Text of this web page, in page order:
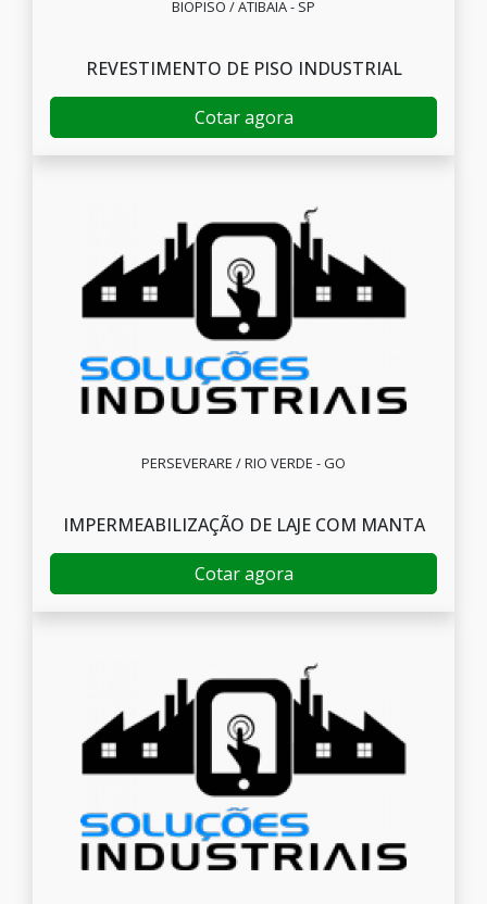
BIOPISO / ATIBAIA - SP
REVESTIMENTO DE PISO INDUSTRIAL
Cotar agora
PERSEVERARE / RIO VERDE - GO
IMPERMEABILIZAÇÃO DE LAJE COM MANTA
Cotar agora